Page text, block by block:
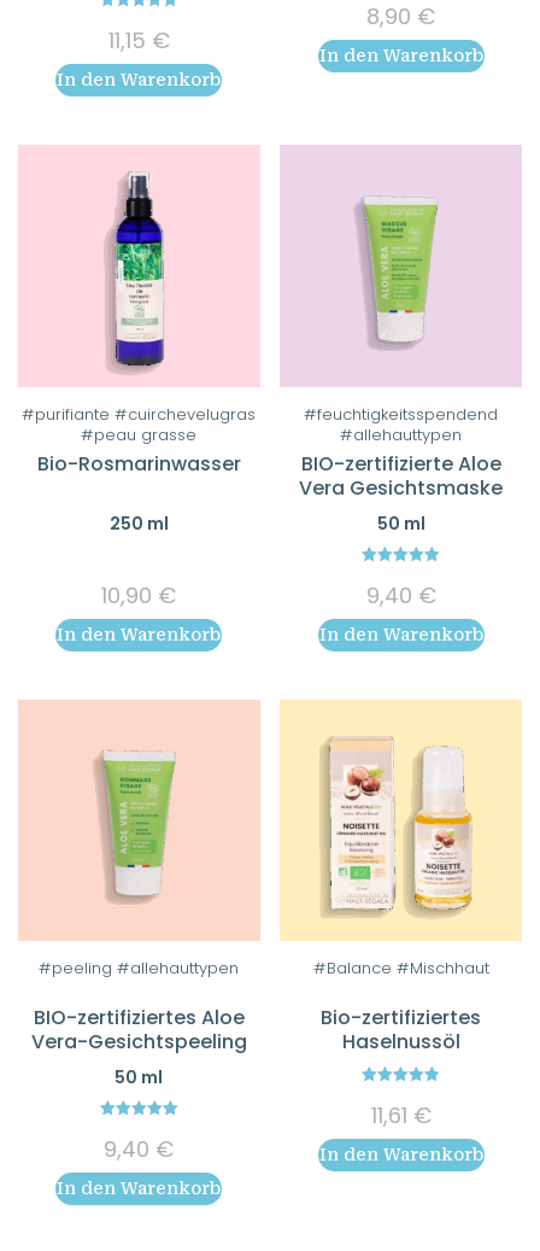
out of 5
11,15 €
In den Warenkorb
out of 5
8,90 €
In den Warenkorb
#purifiante #cuirchevelugras
#peau grasse
Bio-Rosmarinwasser
250 ml
10,90 €
In den Warenkorb
#feuchtigkeitsspendend
#allehauttypen
BIO-zertifizierte Aloe
Vera Gesichtsmaske
50 ml
out of 5
9,40 €
In den Warenkorb
#peeling #allehauttypen
BIO-zertifiziertes Aloe
Vera-Gesichtspeeling
50 ml
out of 5
9,40 €
In den Warenkorb
#Balance #Mischhaut
Bio-zertifiziertes
Haselnussöl
out of 5
11,61 €
In den Warenkorb